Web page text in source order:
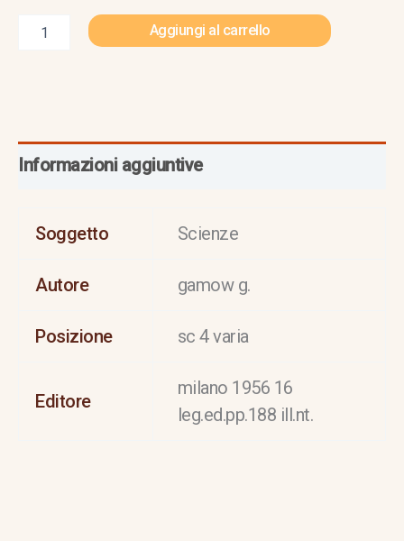
Aggiungi al carrello
Informazioni aggiuntive
Soggetto Scienze
Autore gamow g.
Posizione sc 4 varia
Editore
milano 1956 16
leg.ed.pp.188 ill.nt.